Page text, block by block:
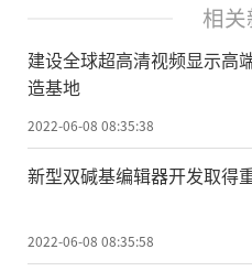
相关
建设全球超高清视频显示高
造基地
2022-06-08 08:35:38
新型双碱基编辑器开发取得
2022-06-08 08:35:58